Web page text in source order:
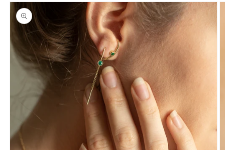
as
informações
do produto